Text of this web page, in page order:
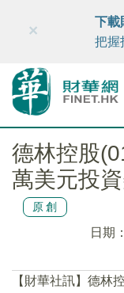
財華智庫網
×
下載
把握
德林控股
萬美元投
原創
日期：
【財華社訊】德林